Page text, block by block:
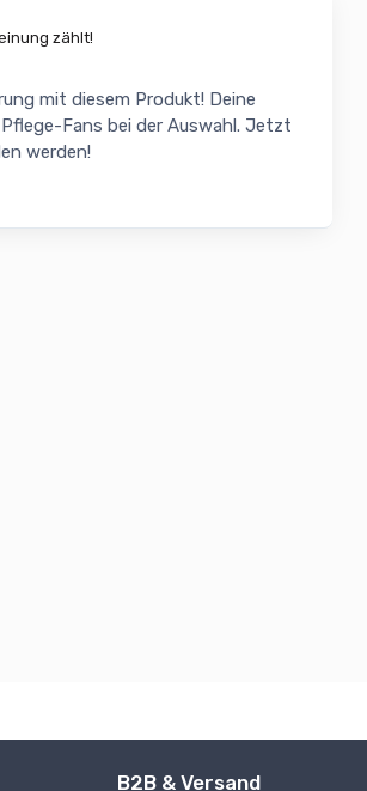
zählt!
mit diesem Produkt! Deine
Fans bei der Auswahl. Jetzt
werden!
B2B & Versand